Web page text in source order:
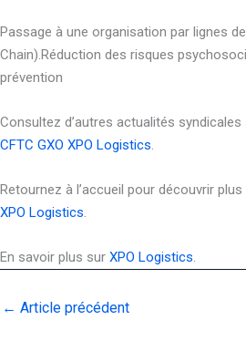
Passage à une organisation par lignes
Chain).Réduction des risques
prévention
Consultez d’autres actualités syndicales
CFTC GXO XPO Logistics.
Retournez à l’accueil pour découvrir
XPO Logistics.
En savoir plus sur XPO Logistics.
← Article précédent